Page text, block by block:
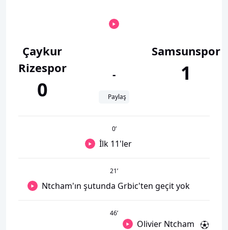
Çaykur
Rizespor
0
-
Paylaş
Samsunspor
1
0’
İlk 11'ler
21’
Ntcham'ın şutunda Grbic'ten geçit yok
46’
Olivier Ntcham